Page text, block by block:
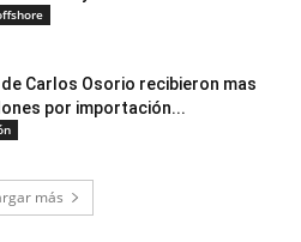
Carlos Osorio recibieron mas
por importación...
más